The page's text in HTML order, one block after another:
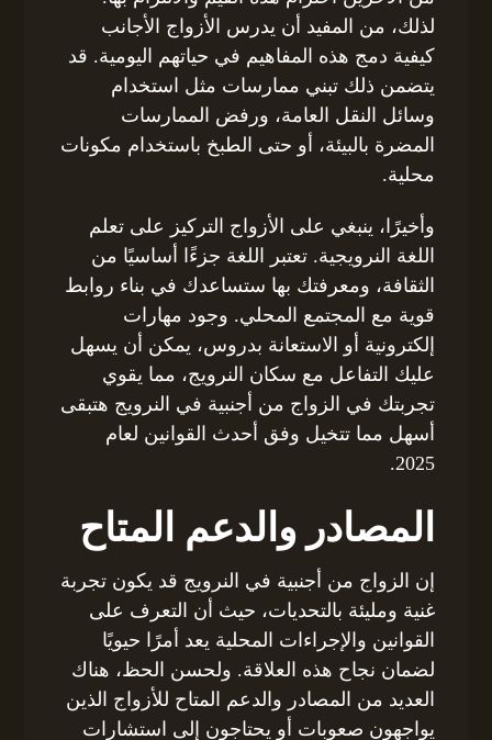
لذلك، من المفيد أن يدرس الأزواج الأجانب
كيفية دمج هذه المفاهيم في حياتهم اليومية. قد
يتضمن ذلك تبني ممارسات مثل استخدام
وسائل النقل العامة، ورفض الممارسات
المضرة بالبيئة، أو حتى الطبخ باستخدام مكونات
محلية.
وأخيرًا، ينبغي على الأزواج التركيز على تعلم
اللغة النرويجية. تعتبر اللغة جزءًا أساسيًا من
الثقافة، ومعرفتك بها ستساعدك في بناء روابط
قوية مع المجتمع المحلي. وجود مهارات
إلكترونية أو الاستعانة بدروس، يمكن أن يسهل
عليك التفاعل مع سكان النرويج، مما يقوي
تجربتك في الزواج من أجنبية في النرويج هتبقى
أسهل مما تتخيل وفق أحدث القوانين لعام
2025.
المصادر والدعم المتاح
إن الزواج من أجنبية في النرويج قد يكون تجربة
غنية ومليئة بالتحديات، حيث أن التعرف على
القوانين والإجراءات المحلية يعد أمرًا حيويًا
لضمان نجاح هذه العلاقة. ولحسن الحظ، هناك
العديد من المصادر والدعم المتاح للأزواج الذين
يواجهون صعوبات أو يحتاجون إلى استشارات